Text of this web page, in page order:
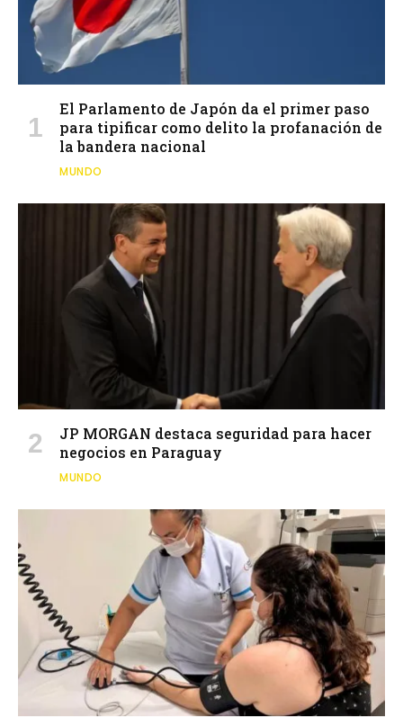
El Parlamento de Japón da el primer paso
para tipificar como delito la profanación de
la bandera nacional
MUNDO
JP MORGAN destaca seguridad para hacer
negocios en Paraguay
MUNDO